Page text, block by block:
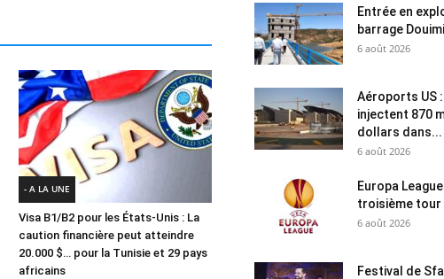
- A LA UNE
Visa B1/B2 pour les États-Unis : La
caution financière peut atteindre
20.000 $… pour la Tunisie et 29 pays
africains
Entrée en
barrage
6 août 2026
Aéroports US
injectent 870
dollars dans...
6 août 2026
Europa
troisième tour
6 août 2026
Festival de